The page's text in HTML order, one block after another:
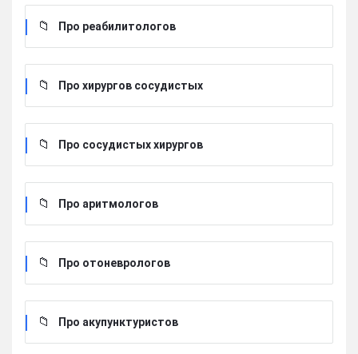
Про реабилитологов
Про хирургов сосудистых
Про сосудистых хирургов
Про аритмологов
Про отоневрологов
Про акупунктуристов